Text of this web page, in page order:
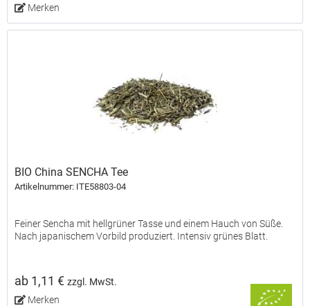
Merken
BIO China SENCHA Tee
Artikelnummer: ITE58803-04
Feiner Sencha mit hellgrüner Tasse und einem Hauch von Süße.
Nach japanischem Vorbild produziert. Intensiv grünes Blatt.
ab 1,11 €zzgl. MwSt.
Merken